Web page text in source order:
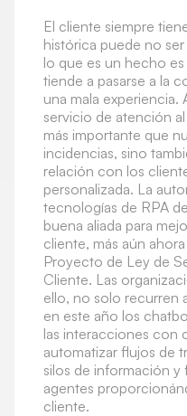
El cliente siempre
histórica puede no
lo que es un hecho
tiende a pasarse a la
una mala experiencia.
servicio de atención
más importante que
incidencias, sino
relación con los
personalizada. La
tecnologías de RPA
buena aliada para
cliente, más aún
Proyecto de Ley de
Cliente. Las
ello, no solo recurren
en este año los
las interacciones con
automatizar flujos de
silos de información y
agentes
cliente.